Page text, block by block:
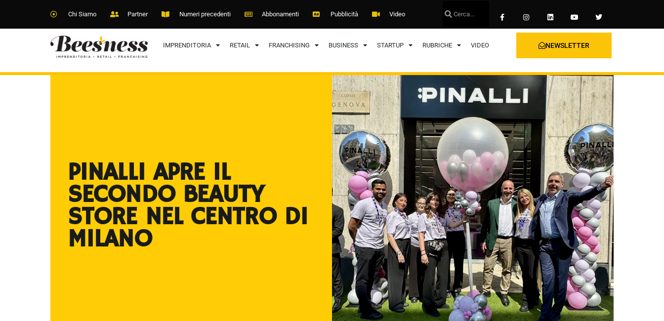
Chi Siamo Partner Numeri precedenti Abbonamenti Pubblicità Video
IMPRENDITORIA RETAIL FRANCHISING BUSINESS STARTUP RUBRICHE VIDEO NEWSLETTER
PINALLI APRE IL
SECONDO BEAUTY
STORE NEL CENTRO DI
MILANO